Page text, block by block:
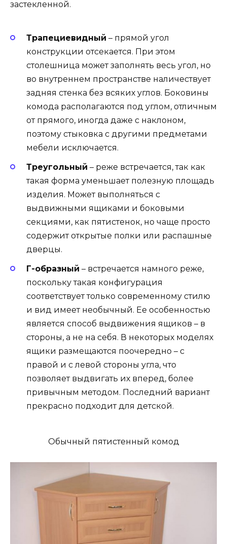
застекленной.
Трапециевидный – прямой угол
конструкции отсекается. При этом
столешница может заполнять весь угол, но
во внутреннем пространстве наличествует
задняя стенка без всяких углов. Боковины
комода располагаются под углом, отличным
от прямого, иногда даже с наклоном,
поэтому стыковка с другими предметами
мебели исключается.
Треугольный – реже встречается, так как
такая форма уменьшает полезную площадь
изделия. Может выполняться с
выдвижными ящиками и боковыми
секциями, как пятистенок, но чаще просто
содержит открытые полки или распашные
дверцы.
Г-образный – встречается намного реже,
поскольку такая конфигурация
соответствует только современному стилю
и вид имеет необычный. Ее особенностью
является способ выдвижения ящиков – в
стороны, а не на себя. В некоторых моделях
ящики размещаются поочередно – с
правой и с левой стороны угла, что
позволяет выдвигать их вперед, более
привычным методом. Последний вариант
прекрасно подходит для детской.
Обычный пятистенный комод